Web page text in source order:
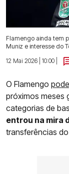
Flamengo ainda tem
Muniz e interesse do
12 Mai 2026 | 10:00 |
O Flamengo
próximos meses
categorias de
entrou na mira
transferências